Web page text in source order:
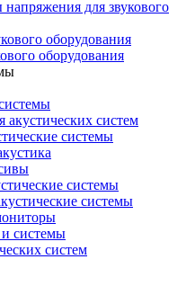
для звукового
оборудования
оборудования
акустических систем
системы
системы
системы
системы
систем